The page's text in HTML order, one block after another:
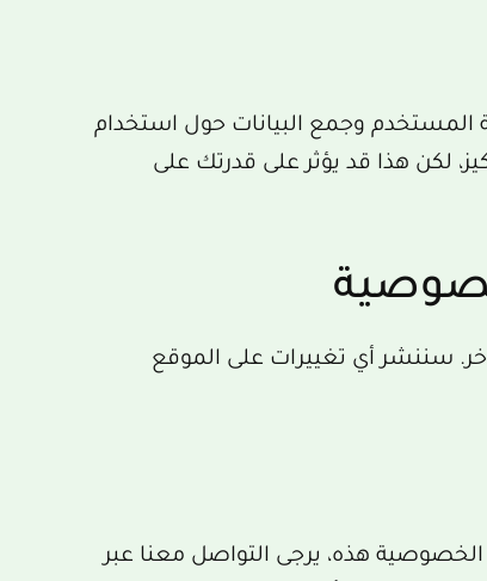
المستخدم وجمع البيانات حول استخدام
لكن هذا قد يؤثر على قدرتك على
سننشر أي تغييرات على الموقع
هذه، يرجى التواصل معنا عبر